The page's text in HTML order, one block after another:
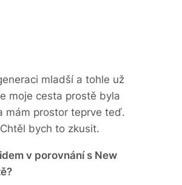
mladší a tohle už
moje cesta prostě byla
mám prostor teprve teď.
bych to zkusit.
v porovnání s New